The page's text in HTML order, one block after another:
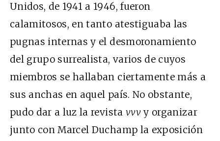
Unidos, de 1941 a 1946, fueron
calamitosos, en tanto atestiguaba las
pugnas internas y el desmoronamiento
del grupo surrealista, varios de cuyos
miembros se hallaban ciertamente más a
sus anchas en aquel país. No obstante,
pudo dar a luz la revista vvvy organizar
junto con Marcel Duchamp la exposición